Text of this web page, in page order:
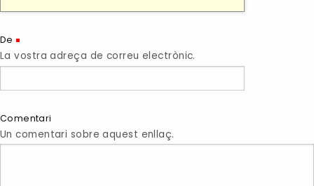
De
La vostra adreça de correu electrònic.
Comentari
Un comentari sobre aquest enllaç.